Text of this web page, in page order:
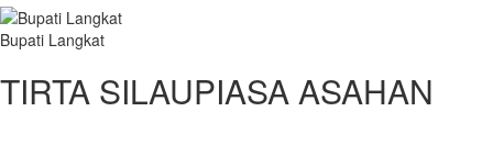
Bupati Langkat
TIRTA SILAUPIASA ASAHAN